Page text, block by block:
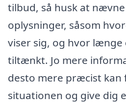
tilbud, så husk at
oplysninger, såsom
viser sig, og hvor
tiltænkt. Jo mere
desto mere præcist
situationen og give dig